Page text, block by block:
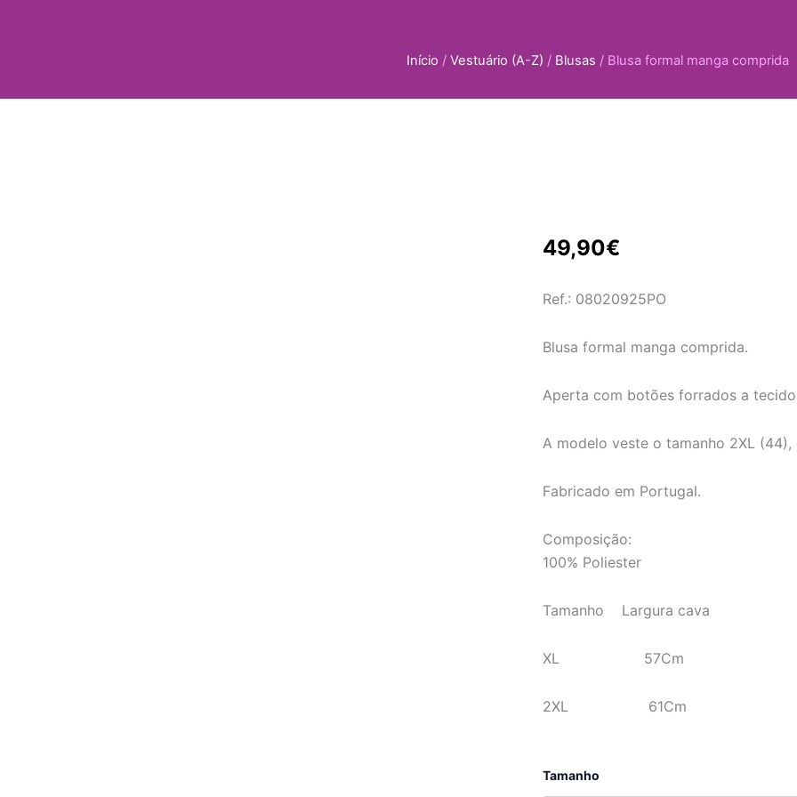
Início / Vestuário (A-Z) / Blusas / Blusa formal manga comprida
49,90€
Ref.: 08020925PO
Blusa formal manga comprida.
Aperta com botões forrados a
A modelo veste o tamanho 2XL
Fabricado em Portugal.
Composição:
100% Poliester
Tamanho Largura cava
XL 57Cm
2XL 61Cm
Tamanho
Quantidade